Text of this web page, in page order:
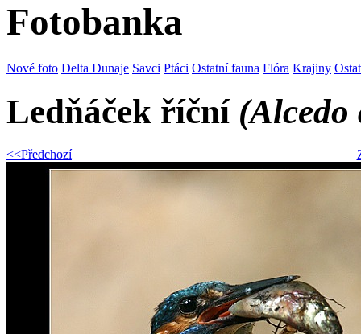
Fotobanka
Nové foto Delta Dunaje Savci Ptáci Ostatní fauna Flóra Krajiny
Ledňáček říční (Alcedo
<<Předchozí